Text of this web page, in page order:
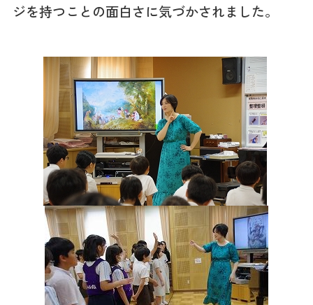
ジを持つことの面白さに気づかされました。